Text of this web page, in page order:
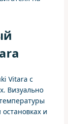
Vitara с
Визуально
и